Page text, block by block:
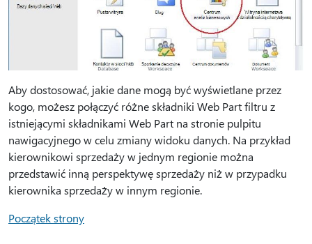
Aby dostosować, jakie dane mogą być wyświetlane przez
kogo, możesz połączyć różne składniki Web Part filtru z
istniejącymi składnikami Web Part na stronie pulpitu
nawigacyjnego w celu zmiany widoku danych. Na przykład
kierownikowi sprzedaży w jednym regionie można
przedstawić inną perspektywę sprzedaży niż w przypadku
kierownika sprzedaży w innym regionie.
Początek strony